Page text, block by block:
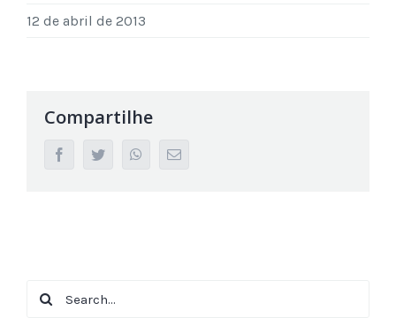
12 de abril de 2013
Compartilhe
facebooktwitter whatsappEmail
Search